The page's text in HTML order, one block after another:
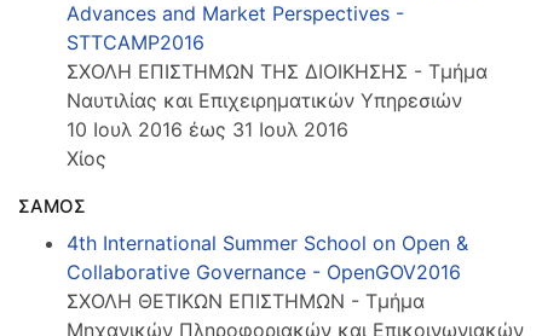
Advances and Market Perspectives -
STTCAMP2016
ΣΧΟΛΗ ΕΠΙΣΤΗΜΩΝ ΤΗΣ ΔΙΟΙΚΗΣΗΣ - Τμήμα
Ναυτιλίας και Επιχειρηματικών Υπηρεσιών
10 Ιουλ 2016 έως 31 Ιουλ 2016
Χίος
ΣΑΜΟΣ
4th International Summer School on Open &
Collaborative Governance - OpenGOV2016
ΣΧΟΛΗ ΘΕΤΙΚΩΝ ΕΠΙΣΤΗΜΩΝ - Τμήμα
Μηχανικών Πληροφοριακών και Επικοινωνιακών